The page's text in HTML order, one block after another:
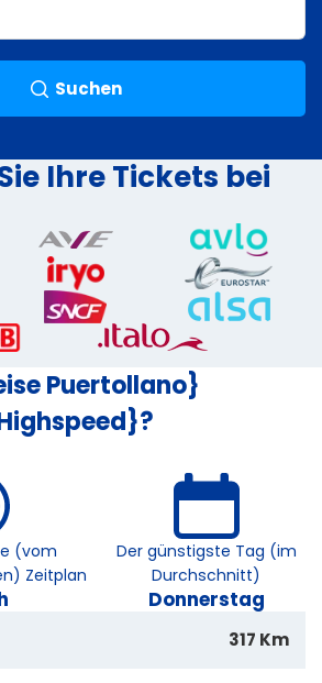
Suchen
Ihre Tickets bei
Puertollano}
(vom
Zeitplan
Der günstigste Tag (im
Durchschnitt)
Donnerstag
317 Km